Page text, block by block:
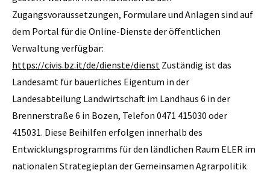
Zugangsvoraussetzungen, Formulare und Anlagen sind auf
dem Portal für die Online-Dienste der öffentlichen
Verwaltung verfügbar:
https://civis.bz.it/de/dienste/dienst Zuständig ist das
Landesamt für bäuerliches Eigentum in der
Landesabteilung Landwirtschaft im Landhaus 6 in der
Brennerstraße 6 in Bozen, Telefon 0471 415030 oder
415031. Diese Beihilfen erfolgen innerhalb des
Entwicklungsprogramms für den ländlichen Raum ELER im
nationalen Strategieplan der Gemeinsamen Agrarpolitik